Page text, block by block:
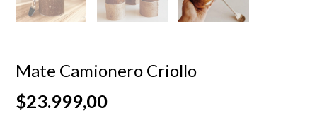
Mate Camionero Criollo
$23.999,00